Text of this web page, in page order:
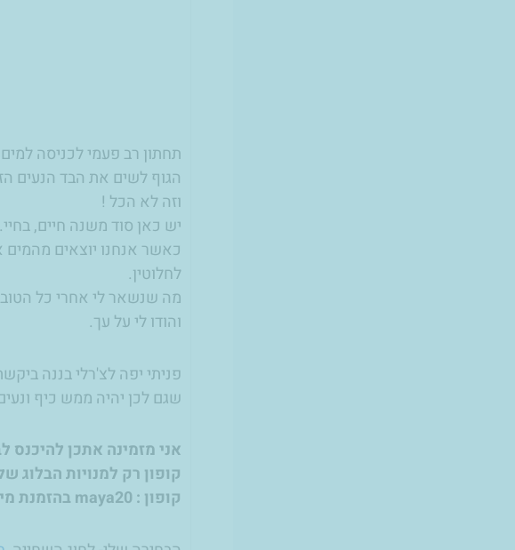
תחתון רב פעמי לכניסה
הגוף לשים את הבד הנעים
וזה לא הכל !
יש כאן סוד משנה חיים, בחיי.
כאשר אנחנו יוצאים
לחלוטין.
מה שנשאר לי אחרי כל
והודו לי על עך.
פניתי יפה לצ'רלי בננה
שגם לכן יהיה ממש כיף
אני מזמינה אתכן להיכנס
קופון רק למנויות הבלוג
קופון : maya20 בהזמנת מינימום של 69 שקלים.